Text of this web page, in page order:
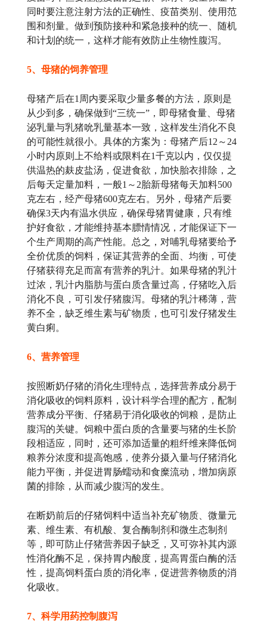
同时要注意注射方法的正确性、疫苗类别、使用范
围和剂量。做到预防接种和紧急接种的统一、随机
和计划的统一，这样才能有效防止生物性腹泻。
5、母猪的饲养管理
母猪产后在1周内要采取少量多餐的方法，原则是
从少到多，确保做到“三统一”，即母猪食量、母猪
泌乳量与乳猪吮乳量基本一致，这样发生消化不良
的可能性就很小。具体的方案为：母猪产后12～24
小时内原则上不给料或限料在1千克以内，仅仅提
供温热的麸皮盐汤，促进食欲，加快胎衣排除，之
后每天定量加料，一般1～2胎新母猪每天加料500
克左右，经产母猪600克左右。另外，母猪产后要
确保3天内有温水供应，确保母猪胃健康，只有维
护好食欲，才能维持基本膘情情况，才能保证下一
个生产周期的高产性能。总之，对哺乳母猪要给予
全价优质的饲料，保证其营养的全面、均衡，可使
仔猪获得充足而富有营养的乳汁。如果母猪的乳汁
过浓，乳汁内脂肪与蛋白质含量过高，仔猪吃入后
消化不良，可引发仔猪腹泻。母猪的乳汁稀薄，营
养不全，缺乏维生素与矿物质，也可引发仔猪发生
黄白痢。
6、营养管理
按照断奶仔猪的消化生理特点，选择营养成分易于
消化吸收的饲料原料，设计科学合理的配方，配制
营养成分平衡、仔猪易于消化吸收的饲粮，是防止
腹泻的关键。饲粮中蛋白质的含量要与猪的生长阶
段相适应，同时，还可添加适量的粗纤维来降低饲
粮养分浓度和提高饱感，使养分摄入量与仔猪消化
能力平衡，并促进胃肠蠕动和食糜流动，增加病原
菌的排除，从而减少腹泻的发生。
在断奶前后的仔猪饲料中适当补充矿物质、微量元
素、维生素、有机酸、复合酶制剂和微生态制剂
等，即可防止仔猪营养因子缺乏，又可弥补其内源
性消化酶不足，保持胃内酸度，提高胃蛋白酶的活
性，提高饲料蛋白质的消化率，促进营养物质的消
化吸收。
7、科学用药控制腹泻